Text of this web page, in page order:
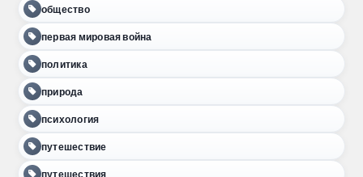
общество
первая мировая война
политика
природа
психология
путешествие
путешествия